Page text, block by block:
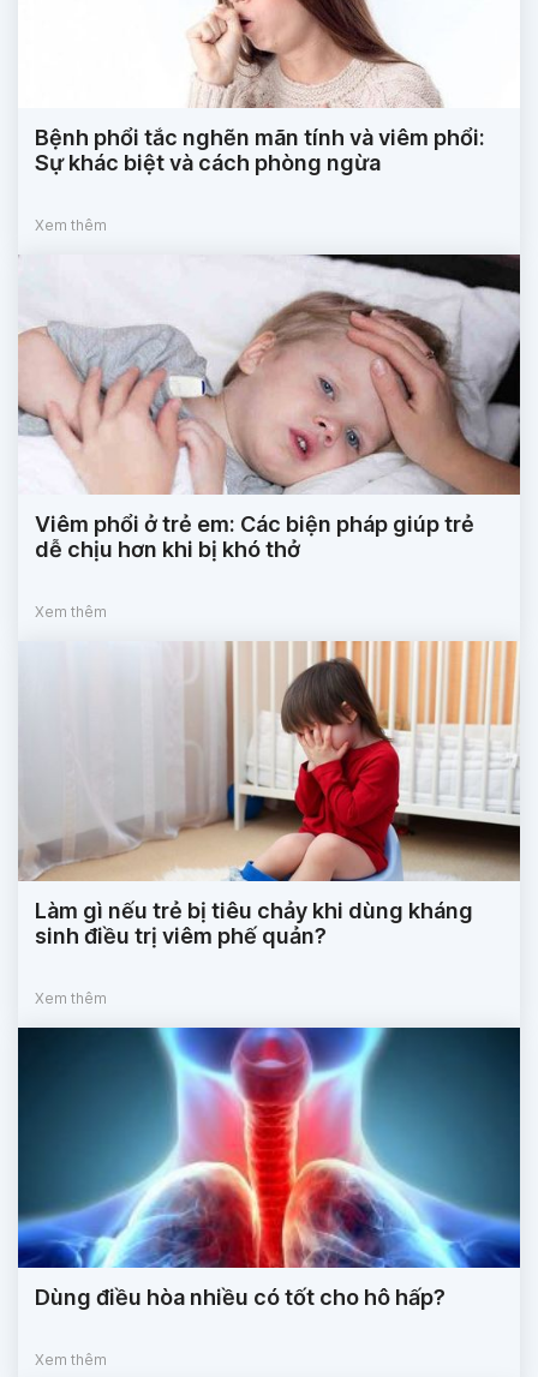
Bệnh phổi tắc nghẽn mãn tính và viêm phổi:
Sự khác biệt và cách phòng ngừa
Xem thêm
Viêm phổi ở trẻ em: Các biện pháp giúp trẻ
dễ chịu hơn khi bị khó thở
Xem thêm
Làm gì nếu trẻ bị tiêu chảy khi dùng kháng
sinh điều trị viêm phế quản?
Xem thêm
Dùng điều hòa nhiều có tốt cho hô hấp?
Xem thêm